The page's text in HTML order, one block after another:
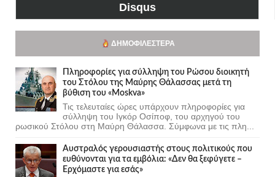
Disqus
ΔΗΜΟΦΙΛΈΣΤΕΡΑ
Πληροφορίες για σύλληψη του Ρώσου διοικητή
του Στόλου της Mαύρης Θάλασσας μετά τη
βύθιση του «Moskva»
Τις τελευταίες ώρες υπάρχουν πληροφορίες για
σύλληψη του Ιγκόρ Οσίποφ, του αρχηγού του
ρωσικού Στόλου στη Μαύρη Θάλασσα. Σύμφωνα με τις πλη...
Αυστραλός γερουσιαστής στους πολιτικούς που
ευθύνονται για τα εμβόλια: «Δεν θα ξεφύγετε –
Ερχόμαστε για εσάς»